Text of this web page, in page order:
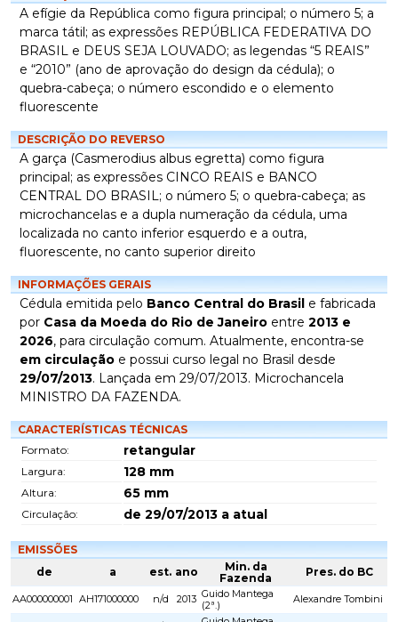
A efígie da República como figura principal; o número 5; a
marca tátil; as expressões REPÚBLICA FEDERATIVA DO
BRASIL e DEUS SEJA LOUVADO; as legendas “5 REAIS”
e “2010” (ano de aprovação do design da cédula); o
quebra-cabeça; o número escondido e o elemento
fluorescente
DESCRIÇÃO DO REVERSO
A garça (Casmerodius albus egretta) como figura
principal; as expressões CINCO REAIS e BANCO
CENTRAL DO BRASIL; o número 5; o quebra-cabeça; as
microchancelas e a dupla numeração da cédula, uma
localizada no canto inferior esquerdo e a outra,
fluorescente, no canto superior direito
INFORMAÇÕES GERAIS
Cédula emitida pelo Banco Central do Brasil e fabricada
por Casa da Moeda do Rio de Janeiro entre 2013 e
2026, para circulação comum. Atualmente, encontra-se
em circulação e possui curso legal no Brasil desde
29/07/2013. Lançada em 29/07/2013. Microchancela
MINISTRO DA FAZENDA.
CARACTERÍSTICAS TÉCNICAS
Formato:
retangular
Largura: 128 mm
Altura: 65 mm
Circulação: de 29/07/2013 a atual
EMISSÕES
de
a est. ano
Min. da
Fazenda
Pres. do BC
AA000000001 AH171000000 n/d 2013 Guido Mantega
(2ª.)
Alexandre Tombini